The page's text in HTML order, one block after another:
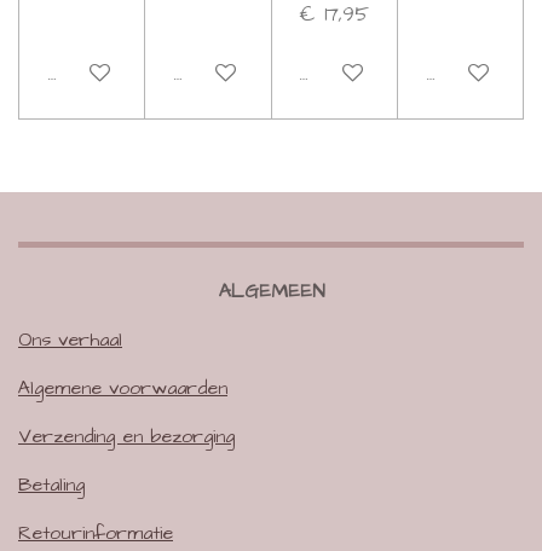
Bekijk details Bekijk details
€ 17,95
Bekijk details Bekijk
ALGEMEEN
Ons verhaal
Algemene voorwaarden
Verzending en bezorging
Betaling
Retourinformatie